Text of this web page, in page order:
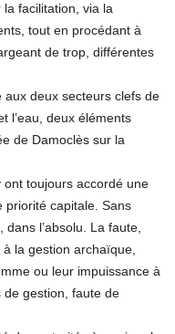
facilitation, via la
tout en procédant à
de trop, différentes
aux deux secteurs clefs de
l’eau, deux éléments
de Damoclès sur la
toujours accordé une
priorité capitale. Sans
l’absolu. La faute,
la gestion archaïque,
ou leur impuissance à
gestion, faute de